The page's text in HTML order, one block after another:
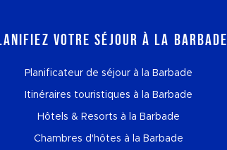
votre séjour à la Barbade
Planificateur de séjour à la Barbade
Itinéraires touristiques à la Barbade
Hôtels & Resorts à la Barbade
Chambres d'hôtes à la Barbade